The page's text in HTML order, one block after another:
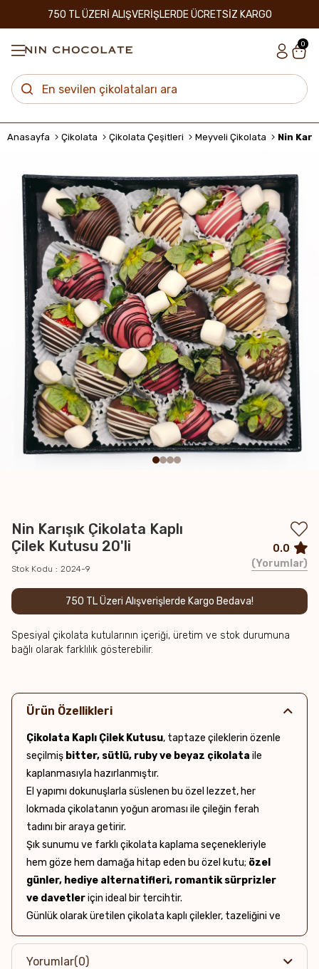
750 TL ÜZERİ ALIŞVERİŞLERDE ÜCRETSİZ KARGO
0
Anasayfa Çikolata Çikolata Çeşitleri Meyveli Çikolata Nin
Nin Karışık Çikolata Kaplı
Çilek Kutusu 20'li
Stok Kodu 2024-9
750 TL Üzeri Alışverişlerde Kargo Bedava!
Spesiyal çikolata kutularının içeriği, üretim ve stok durumuna
bağlı olarak farklılık gösterebilir.
0.0
Yorumlar
Ürün Özellikleri
Çikolata Kaplı Çilek Kutusu, taptaze çileklerin özenle
seçilmiş bitter, sütlü, ruby ve beyaz çikolata ile
kaplanmasıyla hazırlanmıştır.
El yapımı dokunuşlarla süslenen bu özel lezzet, her
lokmada çikolatanın yoğun aroması ile çileğin ferah
tadını bir araya getirir.
Şık sunumu ve farklı çikolata kaplama seçenekleriyle
hem göze hem damağa hitap eden bu özel kutu; özel
günler, hediye alternatifleri, romantik sürprizler
ve davetleriçin ideal bir tercihtir.
Günlük olarak üretilen çikolata kaplı çilekler, tazeliğini ve
lezzetini koruyacak şekilde özenle paketlenir.
Yorumlar(0)